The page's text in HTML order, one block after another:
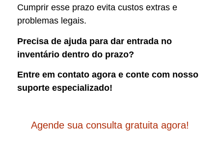
Cumprir esse prazo evita custos extras e
problemas legais.
Precisa de ajuda para dar entrada no
inventário dentro do prazo?
Entre em contato agora e conte com nosso
suporte especializado!
Agende sua consulta gratuita agora!